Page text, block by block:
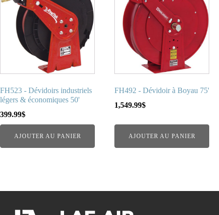
FH523 - Dévidoirs industriels
légers & économiques 50'
399.99$
AJOUTER AU PANIER
FH492 - Dévidoir à Boyau 75'
1,549.99$
AJOUTER AU PANIER